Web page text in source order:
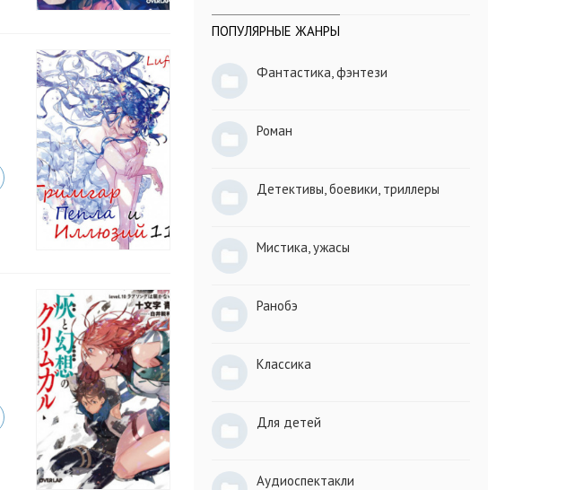
ПОПУЛЯРНЫЕ ЖАНРЫ
Фантастика, фэнтези
Роман
Детективы, боевики, триллеры
Мистика, ужасы
Ранобэ
Классика
Для детей
Аудиоспектакли